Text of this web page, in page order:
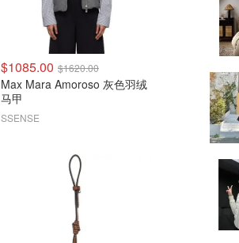
$1085.00 $1620.00
Max Mara Amoroso 灰色羽绒
马甲
SSENSE